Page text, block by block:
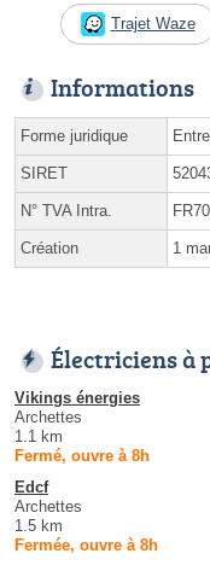
Trajet Waze
Informations
Forme juridique
SIRET
N° TVA Intra.
Création 1
Électriciens à
Vikings énergies
Archettes
1.1 km
Fermé, ouvre à 8h
Edcf
Archettes
1.5 km
Fermée, ouvre à 8h